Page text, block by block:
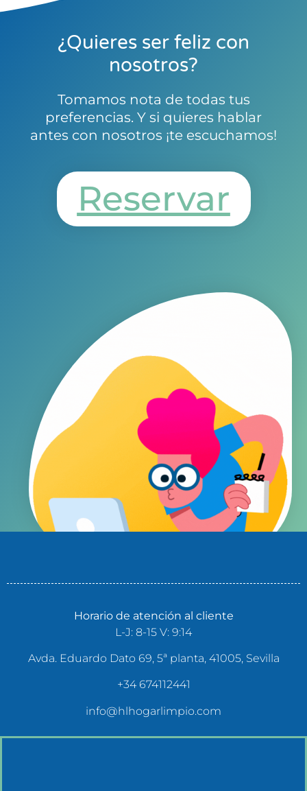
¿Quieres ser feliz con
nosotros?
Tomamos nota de todas tus
preferencias. Y si quieres hablar
antes con nosotros ¡te escuchamos!
Reservar
Horario de atención al cliente
L-J: 8-15 V: 9:14
Avda. Eduardo Dato 69, 5ª planta, 41005, Sevilla
+34 674112441
info@hlhogarlimpio.com